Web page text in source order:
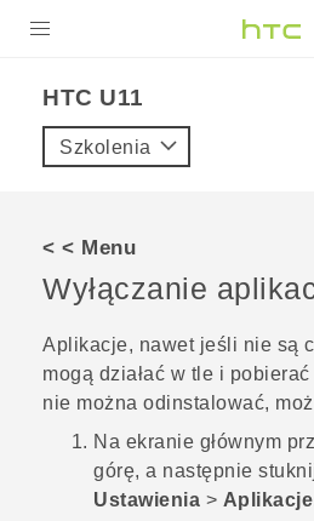
VIVE
POMOC TECHNICZNA
Urządzenia i akcesoria HTC
Zaloguj się
HTC U11‎
Szkolenia
< < Menu
Wyłączanie
Aplikacje, nawet jeśli nie są
mogą działać w tle i
nie można odinstalować,
Na ekranie głównym
górę, a następnie
Ustawienia > Aplikacje